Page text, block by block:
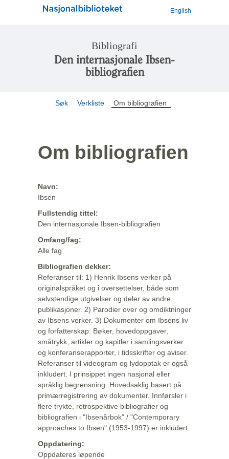
English
Bibliografi
Den internasjonale Ibsen-
bibliografien
Søk Verkliste Om bibliografien
Om bibliografien
Navn:
Ibsen
Fullstendig tittel:
Den internasjonale Ibsen-bibliografien
Omfang/fag:
Alle fag
Bibliografien dekker:
Referanser til: 1) Henrik Ibsens verker på
originalspråket og i oversettelser, både som
selvstendige utgivelser og deler av andre
publikasjoner. 2) Parodier over og omdiktninger
av Ibsens verker. 3) Dokumenter om Ibsens liv
og forfatterskap: Bøker, hovedoppgaver,
småtrykk, artikler og kapitler i samlingsverker
og konferanserapporter, i tidsskrifter og aviser.
Referanser til videogram og lydopptak er også
inkludert. I prinsippet ingen nasjonal eller
språklig begrensning. Hovedsaklig basert på
primærregistrering av dokumenter. Innførsler i
flere trykte, retrospektive bibliografier og
bibliografien i "Ibsenårbok" / "Contemporary
approaches to Ibsen" (1953-1997) er inkludert.
Oppdatering:
Oppdateres løpende